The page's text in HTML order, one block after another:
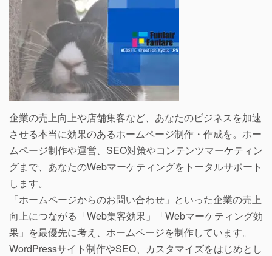
企業の売上向上や店舗集客など、あなたのビジネスを加速
させる本当に効果のあるホームページ制作・作成を。ホー
ムページ制作や運営、SEO対策やコンテンツマーケティン
グまで、あなたのWebマーケティングをトータルサポート
します。
「ホームページからのお問い合わせ」といった企業の売上
向上につながる「Web集客効果」「Webマーケティング効
果」を最優先に考え、ホームページを制作しています。
WordPressサイト制作やSEO、カスタマイズをはじめとし